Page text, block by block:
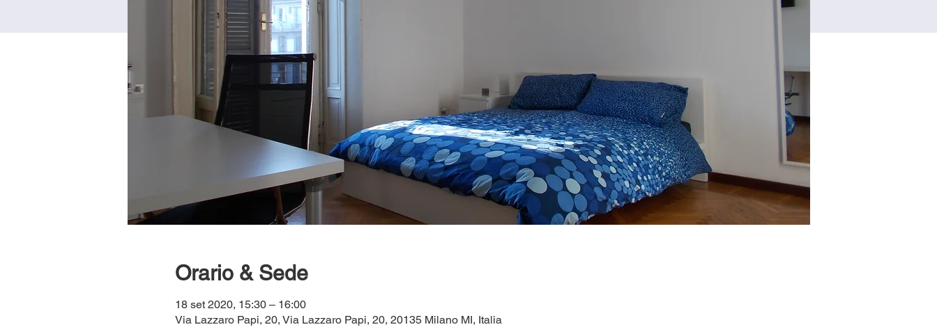
Orario & Sede
18 set 2020, 15:30 – 16:00
Via Lazzaro Papi, 20, Via Lazzaro Papi, 20, 20135 Milano MI, Italia